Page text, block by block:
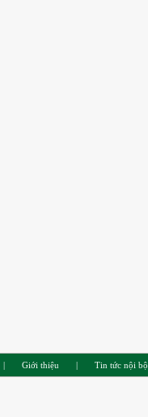
| Giới thiệu | Tin tức nội bộ